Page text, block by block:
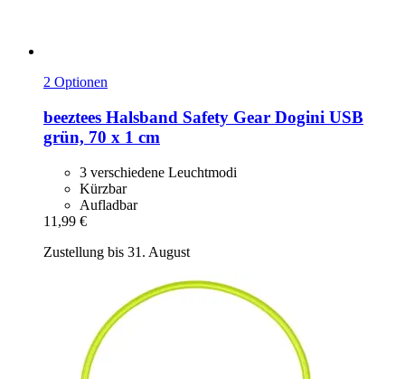
2 Optionen
beeztees Halsband Safety Gear Dogini USB
grün, 70 x 1 cm
3 verschiedene Leuchtmodi
Kürzbar
Aufladbar
11,99 €
Zustellung bis 31. August